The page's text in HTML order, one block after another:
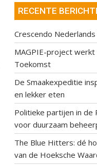
RECENTE
Crescendo
MAGPIE-project werkt
Toekomst
De Smaakexpeditie
en lekker eten
Politieke partijen in de
voor duurzaam
The Blue Hitters: dé
van de Hoeksche